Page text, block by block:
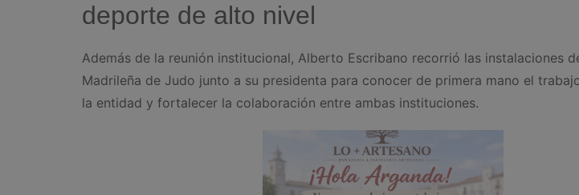
deporte de alto nivel
Además de la reunión institucional, Alberto Escribano recorrió las instalaciones
Madrileña de Judo junto a su presidenta para conocer de primera mano el
la entidad y fortalecer la colaboración entre ambas instituciones.